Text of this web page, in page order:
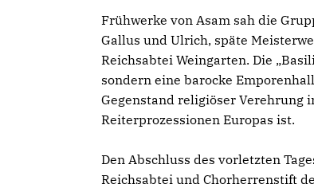
Frühwerke von Asam sah die
Gallus und Ulrich, späte
Reichsabtei Weingarten. Die
sondern eine barocke
Gegenstand religiöser Verehrung
Reiterprozessionen Europas ist.
Den Abschluss des vorletzten
Reichsabtei und Chorherrenstift